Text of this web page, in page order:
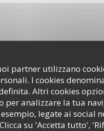
partner utilizzano
I cookies
Altri cookies
per analizzare la tua
legate ai social
su 'Accetta tutto',
Servizio: 5/5